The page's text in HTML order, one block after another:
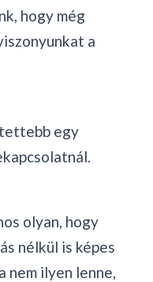
hogy még
a
egy
olyan, hogy
nélkül is képes
nem ilyen lenne,